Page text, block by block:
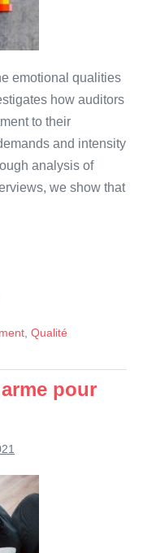
emotional qualities
how auditors
to their
and intensity
analysis of
we show that
, Qualité
pour